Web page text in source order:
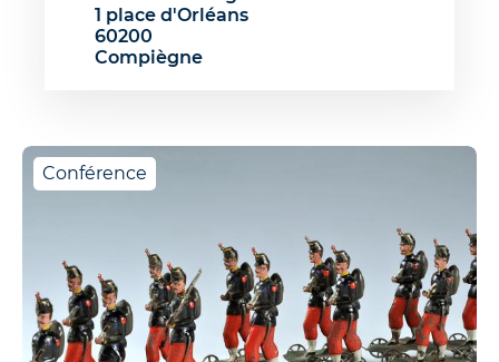
1 place d'Orléans
60200
Compiègne
Conférence